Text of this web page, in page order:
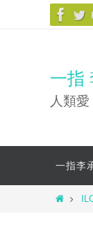
キ
プ
一指
人類
テ
一指李
ホ